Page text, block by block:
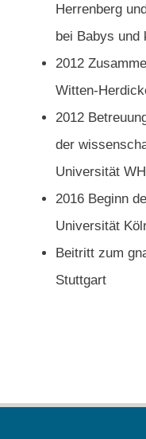
Herrenberg
bei Babys und
2012
Witten-
2012
der
Universität WH
2016 Beginn
Universität
Beitritt zum
Stuttgart